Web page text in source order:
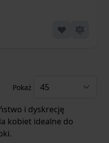
Pokaż
i dyskrecję
kobiet idealne do